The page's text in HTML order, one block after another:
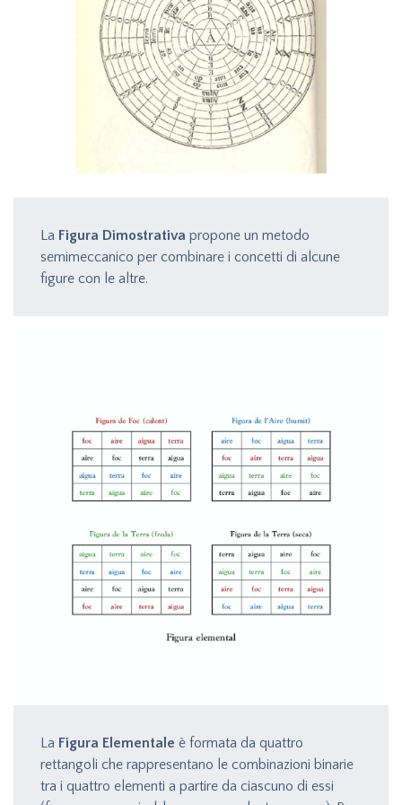
La Figura Dimostrativa propone un metodo
semimeccanico per combinare i concetti di alcune
figure con le altre.
La Figura Elementale è formata da quattro
rettangoli che rappresentano le combinazioni binarie
tra i quattro elementi a partire da ciascuno di essi